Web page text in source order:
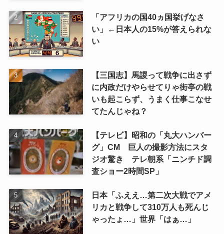
「アフリカの国40ヵ国挙げなさ
い」←日本人の15%が答えられな
い
【三国志】馬謖って戦争に出さず
に内政だけやらせてりゃ街亭の戦
いも起こらず、うまく仕事こなせ
てたんじゃね？
【テレビ】昭和の「丸大ハンバー
グ」CM 巨人の撮影方法にスタ
ジオ驚き テレ朝系「ニンチド調
査ショー2時間SP」
日本「ふええ…第二次大戦でアメ
リカと戦争して310万人も死んじ
ゃったょ…」世界「はぁ…」